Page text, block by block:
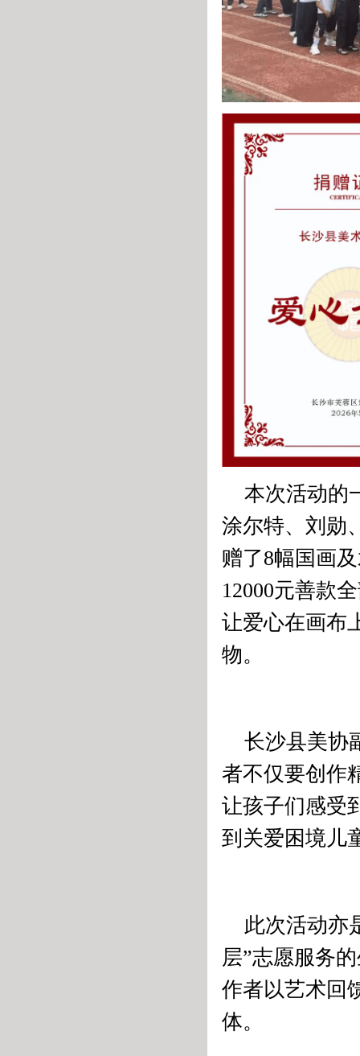
本次活动的
涂尔特、刘勋
赠了8幅国画
12000元善款
让爱心在画布
物。
长沙县美协
者不仅要创作
让孩子们感受
到关爱困境儿
此次活动亦
层”志愿服务
作者以艺术回
体。